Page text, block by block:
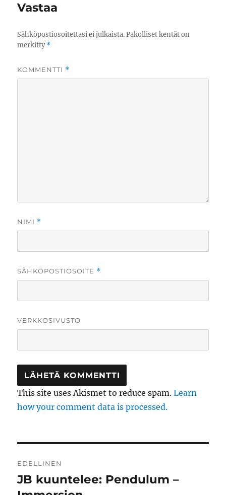
Vastaa
Sähköpostiosoitettasi ei julkaista. Pakolliset kentät on
merkitty*
KOMMENTTI *
NIMI *
SÄHKÖPOSTIOSOITE *
VERKKOSIVUSTO
This site uses Akismet to reduce spam.Learn
how your comment data is processed.
selaus
EDELLINEN
Edellinen
artikkeli:
JB kuuntelee: Pendulum –